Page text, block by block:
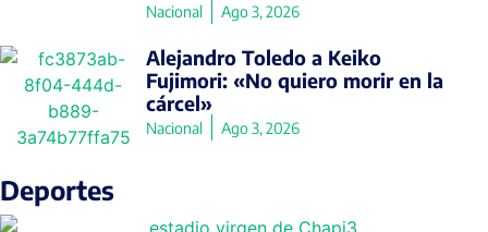
Nacional Ago 3, 2026
Alejandro Toledo a Keiko
Fujimori: «No quiero morir en la
cárcel»
Nacional Ago 3, 2026
Deportes